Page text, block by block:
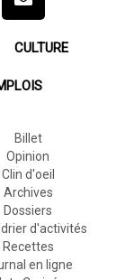
CULTURE
Billet
Opinion
Clin d'oeil
Archives
Dossiers
d'activités
Recettes
en ligne